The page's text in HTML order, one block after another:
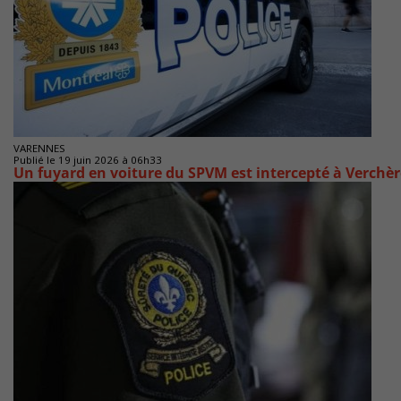
VARENNES
Publié le 19 juin 2026 à 06h33
Un fuyard en voiture du SPVM est intercepté à